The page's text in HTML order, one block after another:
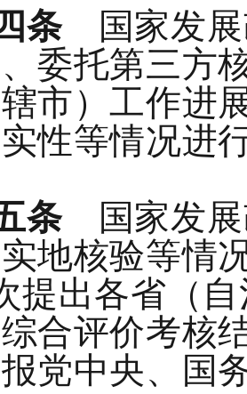
条国家发展
委托第三方
市）工作进
性等情况进
条国家发展
地核验等情
提出各省（
合评价考核
党中央、国